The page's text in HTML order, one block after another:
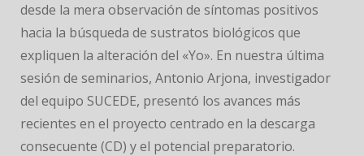
desde la mera observación de síntomas positivos
hacia la búsqueda de sustratos biológicos que
expliquen la alteración del «Yo». En nuestra última
sesión de seminarios, Antonio Arjona, investigador
del equipo SUCEDE, presentó los avances más
recientes en el proyecto centrado en la descarga
consecuente (CD) y el potencial preparatorio.